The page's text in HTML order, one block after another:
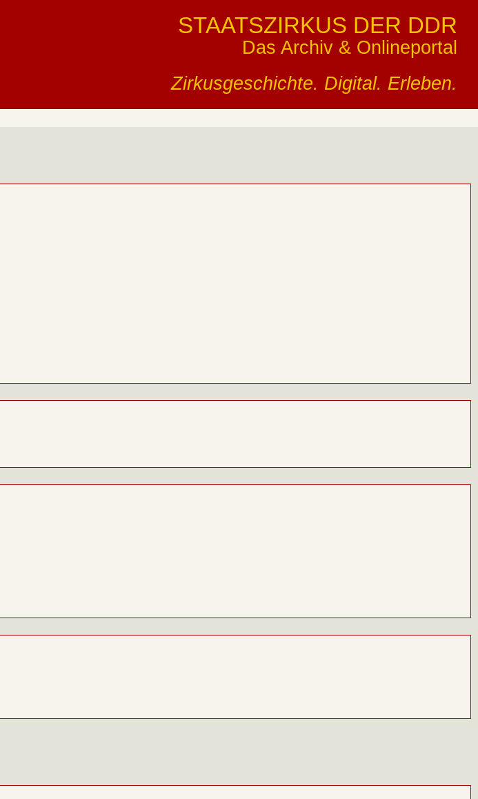
STAATSZIRKUS DER DDR
Das Archiv & Onlineportal
Zirkusgeschichte. Digital. Erleben.